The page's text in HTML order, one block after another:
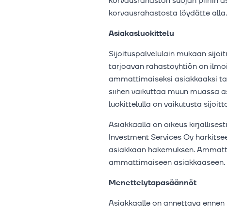
korvausrahastosta löydätte alla.
Asiakasluokittelu
Sijoituspalvelulain mukaan
tarjoavan rahastoyhtiön on
ammattimaiseksi asiakkaaksi
siihen vaikuttaa muun muassa
luokittelulla on vaikutusta
Asiakkaalla on oikeus
Investment Services Oy
asiakkaan hakemuksen.
ammattimaiseen asiakkaaseen.
Menettelytapasäännöt
Asiakkaalle on annettava